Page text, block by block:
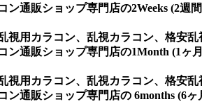
通販ショップ専門店の2Weeks (2週
視用カラコン、乱視カラコン、格
ン通販ショップ専門店の1Month (1ヶ
視用カラコン、乱視カラコン、格
通販ショップ専門店の 6months (6ヶ